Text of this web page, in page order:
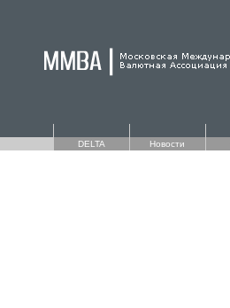
DELTA Новости